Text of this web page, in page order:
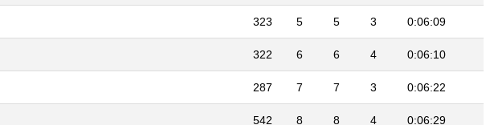
323 5 5 3 0:06:09
322 6 6 4 0:06:10
287 7 7 3 0:06:22
542 8 8 4 0:06:29